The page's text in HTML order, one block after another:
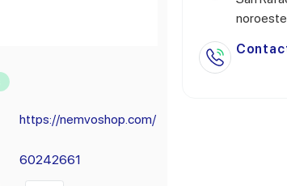
https://nemvoshop.com/
60242661